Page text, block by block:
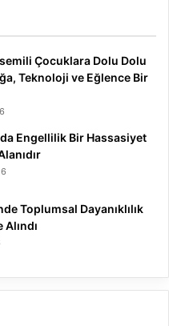
Çocuklara Dolu Dolu
Teknoloji ve Eğlence Bir
Engellilik Bir Hassasiyet
Toplumsal Dayanıklılık
Alındı